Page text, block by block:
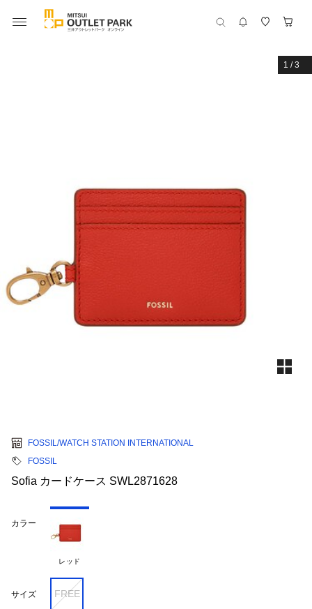
1 /3
FOSSIL/WATCH STATION INTERNATIONAL
FOSSIL
Sofia カードケース SWL2871628
カラー
レッド
サイズ FREE